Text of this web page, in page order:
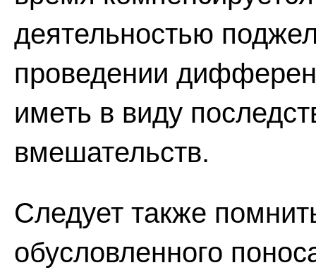
деятельностью
проведении
иметь в виду
вмешательств.
Следует также
обусловленного